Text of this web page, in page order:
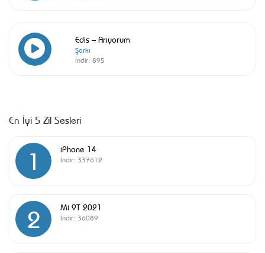
Edis – Arıyorum
Şarkı
İndir: 895
En İyi 5 Zil Sesleri
1 iPhone 14
İndir: 337612
2 Mi 9T 2021
İndir: 36089